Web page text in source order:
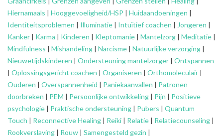
Hiernamaals | Hooggevoeligheid/HSP | Huidaandoeningen |
Identiteitsproblemen | Illuminatie | Intuïtief coachen | Jongeren |
Kanker | Karma | Kinderen | Kleptomanie | Mantelzorg | Meditatie |
Mindfulness | Mishandeling | Narcisme | Natuurlijke verzorging |
Nieuwetijdskinderen | Ondersteuningmantelzorger | Ontspannen
| Oplossingsgericht coachen | Organiseren | Orthomoleculair |
Ouderen | Overspannenheid | Paniekaanvallen | Patronen
doorbreken | PEM | Persoonlijke ontwikkeling | Pijn | Positieve
psychologie | Praktische ondersteuning | Pubers | Quantum
Touch | Reconnective Healing | Reiki | Relatie | Relatiecounseling |
Rookverslaving | Rouw | Samengesteld gezin |